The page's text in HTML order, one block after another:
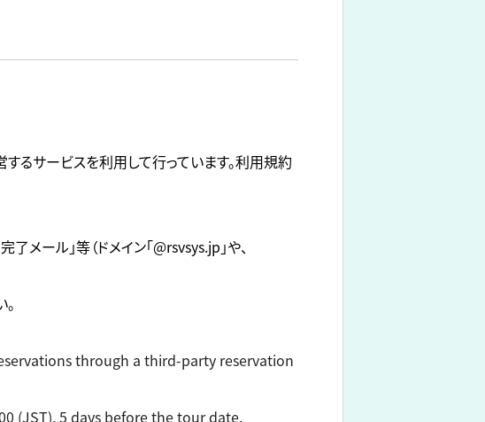
るサービスを利用して行っています。利用規約
メール」等（ドメイン「@rsvsys.jp」や、
through a third-party reservation
(JST), 5 days before the tour date.